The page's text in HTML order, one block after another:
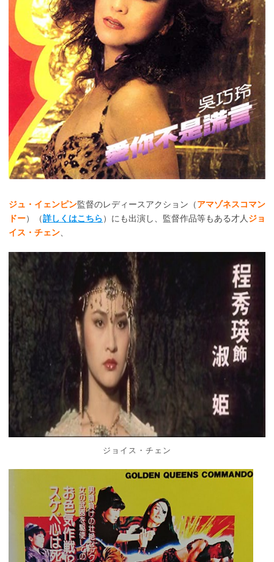
ジュ・イェンピン監督のレディースアクション（アマゾネスコマン
ドー）（詳しくはこちら）にも出演し、監督作品等もある才人ジョ
イス・チェン、
ジョイス・チェン